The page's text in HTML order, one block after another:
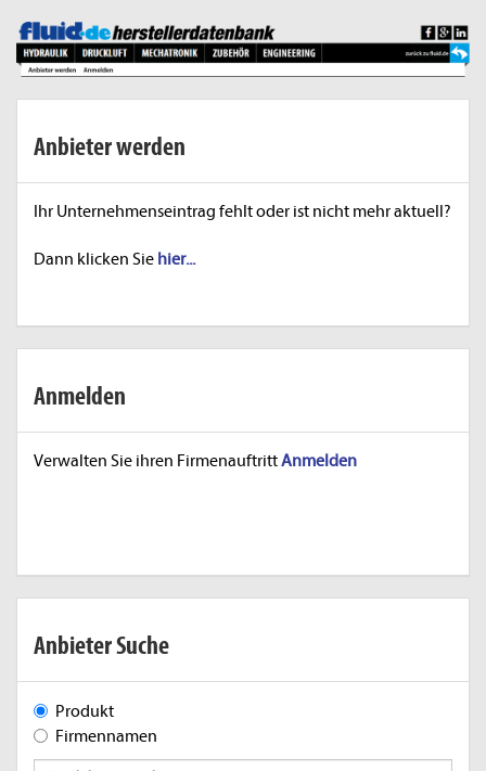
Anbieter werden
Ihr Unternehmenseintrag fehlt oder ist nicht mehr aktuell?
Dann klicken Sie hier...
Anmelden
Verwalten Sie ihren FirmenauftrittAnmelden
Anbieter Suche
Produkt
Firmennamen